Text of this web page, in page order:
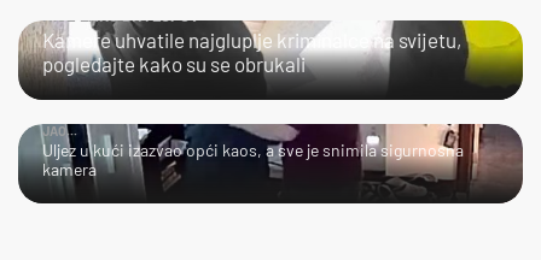
Kamere uhvatile najgluplje kriminalce na svijetu,
pogledajte kako su se obrukali
JAO...
Uljez u kući izazvao opći kaos, a sve je snimila sigurnosna
kamera